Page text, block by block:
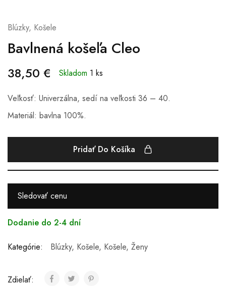
Blúzky, Košele
Bavlnená košeľa Cleo
38,50 € Skladom 1 ks
Veľkosť: Univerzálna, sedí na veľkosti 36 – 40.
Materiál: bavlna 100%.
Pridať Do Košíka
Sledovať cenu
Dodanie do 2-4 dní
Kategórie: Blúzky, Košele, Košele, Ženy
Zdielať: